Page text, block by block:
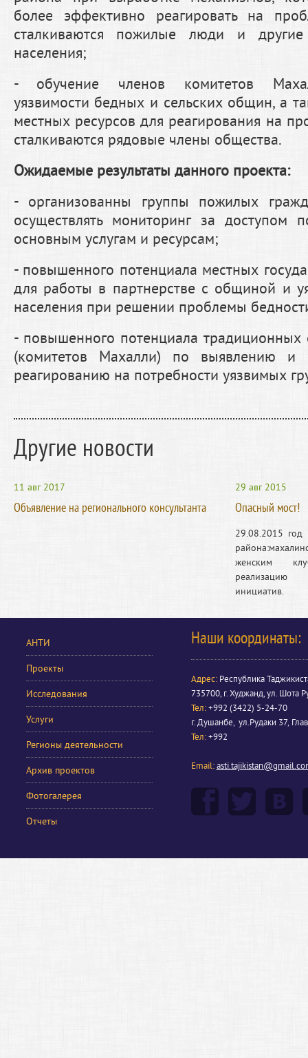
более эффективно реагировать на
сталкиваются пожилые люди и
населения;
- обучение членов комитетов
уязвимости бедных и сельских общин, а
местных ресурсов для реагирования на
сталкиваются рядовые члены общества.
Ожидаемые результаты данного проекта:
- организованны группы пожилых
осуществлять мониторинг за доступом
основным услугам и ресурсам;
- повышенного потенциала местных
для работы в партнерстве с общиной и
населения при решении проблемы
- повышенного потенциала традиционных
(комитетов Махалли) по выявлению и
реагированию на потребности уязвимых
Другие новости
11 авг 2017
Объявление на регионального консультанта
29 авг 2015
Опасный мост!
29.08.2015 год
женским
реализацию
инициатив.
АНТИ
Проекты
Исследования
Услуги
Регионы деятельности
Архив проектов
Фотогалерея
Отчеты
Наши координаты:
Адрес: Республика
735700, г. Худжанд, ул. Шота
Тел:+992 (3422) 5-24-70
г. Душанбе, ул.Рудаки 37,
Тел:+992
Email: